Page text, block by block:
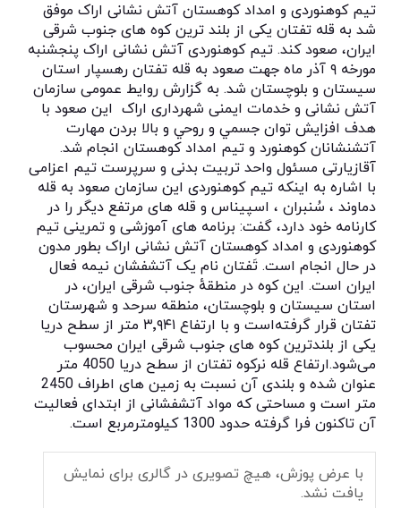
تیم کوهنوردی و امداد کوهستان آتش نشانی اراک موفق
شد به قله تفتان یکی از بلند ترین کوه های جنوب شرقی
ایران، صعود کند. تیم کوهنوردی آتش نشانی اراک پنجشنبه
مورخه ۹ آذر ماه جهت صعود به قله تفتان رهسپار استان
سیستان و بلوچستان شد. به گزارش روایط عمومی سازمان
آتش نشانی و خدمات ایمنی شهرداری اراک اين صعود با
هدف افزايش توان جسمي و روحي و بالا بردن مهارت
آتشنشانان كوهنورد و تيم امداد كوهستان انجام شد.
آقازیارتی مسئول واحد تربیت بدنی و سرپرست تیم اعزامی
با اشاره به اینکه تیم کوهنوردی این سازمان صعود به قله
دماوند ، سُنبران ، اسپیناس و قله های مرتفع دیگر را در
کارنامه خود دارد، گفت: برنامه های آموزشی و تمرینی تیم
کوهنوردی و امداد کوهستان آتش نشانی اراک بطور مدون
در حال انجام است. تَفتان نام یک آتشفشان نیمه فعال
ایران است. این کوه در منطقهٔ جنوب شرقی ایران، در
استان سیستان و بلوچستان، منطقه سرحد و شهرستان
تفتان قرار گرفته‌است و با ارتفاع ۳٬۹۴۱ متر از سطح دریا
یکی از بلندترین کوه های جنوب شرقی ایران محسوب
می‌شود.ارتفاع قله نرکوه تفتان از سطح دریا 4050 متر
عنوان شده و بلندی آن نسبت به زمین های اطراف 2450
متر است و مساحتی كه مواد آتشفشانی از ابتدای فعالیت
آن تاكنون فرا گرفته حدود 1300 كیلومترمربع است.
با عرض پوزش، هیچ تصویری در گالری برای نمایش
یافت نشد.